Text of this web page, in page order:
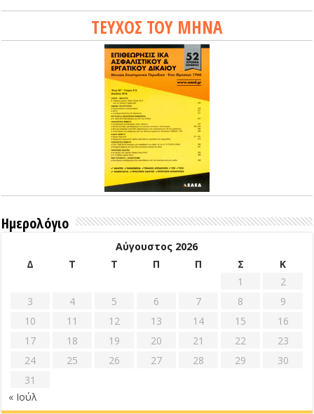
ΤΕΥΧΟΣ ΤΟΥ ΜΗΝΑ
Ημερολόγιο
Αύγουστος 2026
Δ
Τ Τ Π Π Σ
Κ
1
2
3
4 5 6 7 8
9
10
11 12 13 14 15
16
17
18 19 20 21 22
23
24
25 26 27 28 29
30
31
« Ιούλ